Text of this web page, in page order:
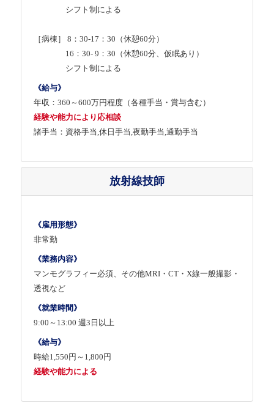
シフト制による
［病棟］ 8：30-17：30（休憩60分）
16：30- 9：30（休憩60分、仮眠あり）
シフト制による
《給与》
年収：360～600万円程度（各種手当・賞与含む）
経験や能力により応相談
諸手当：資格手当,休日手当,夜勤手当,通勤手当
放射線技師
《雇用形態》
非常勤
《業務内容》
マンモグラフィー必須、その他MRI・CT・X線一般撮影・
透視など
《就業時間》
9:00～13:00 週3日以上
《給与》
時給1,550円～1,800円
経験や能力による